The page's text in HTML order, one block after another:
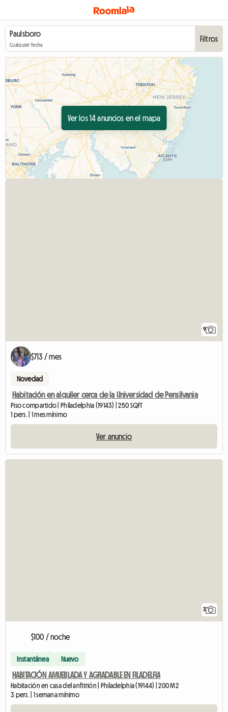
Cualquier fecha
Filtros
Ver los 14 anuncios en el mapa
9
$713 / mes
Novedad
Habitación en alquiler cerca de la Universidad de Pensilvania
Piso compartido | Philadelphia (19143) | 250 SQFT
1 pers. | 1 mes mínimo
Ver anuncio
3
$100 / noche
Instantánea Nuevo
HABITACIÓN AMUEBLADA Y AGRADABLE EN FILADELFIA
Habitación en casa del anfitrión | Philadelphia (19144) | 200 M2
3 pers. | 1 semana mínimo